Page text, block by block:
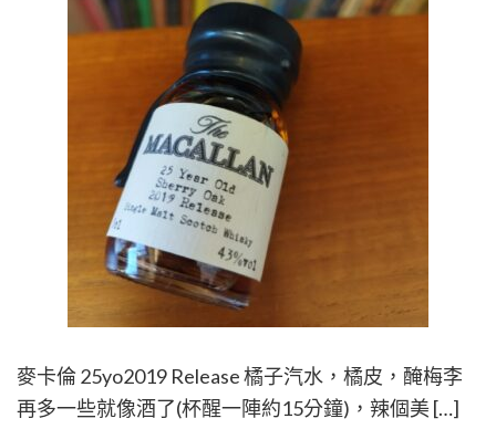
麥卡倫 25yo2019 Release 橘子汽水，橘皮，醃梅李
再多一些就像酒了(杯醒一陣約15分鐘)，辣個美 […]